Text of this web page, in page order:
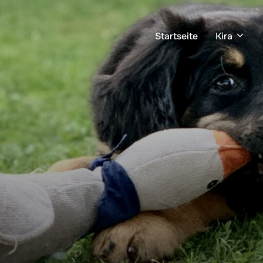
Startseite Kira